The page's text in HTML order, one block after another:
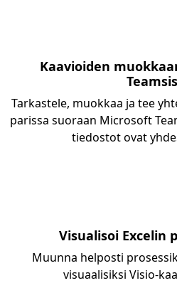
Kaavioiden
Tarkastele, muokkaa ja tee
parissa suoraan Microsoft
tiedostot ovat
Visualisoi Excelin
Muunna helposti
visuaalisiksi Visio-